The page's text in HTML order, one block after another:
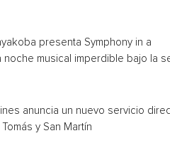
presenta Symphony in a
noche musical imperdible bajo la
anuncia un nuevo servicio
y San Martín